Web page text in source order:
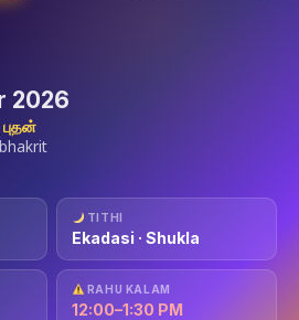
2026
TITHI
Ekadasi · Shukla
RAHU KALAM
12:00–1:30 PM